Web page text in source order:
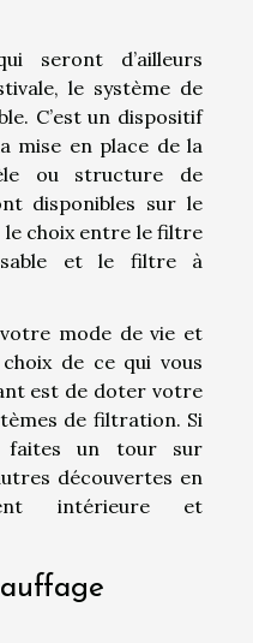
seront d’ailleurs
le système de
C’est un dispositif
mise en place de la
ou structure de
disponibles sur le
le choix entre le filtre
et le filtre à
mode de vie et
de ce qui vous
est de doter votre
de filtration. Si
faites un tour sur
découvertes en
intérieure et